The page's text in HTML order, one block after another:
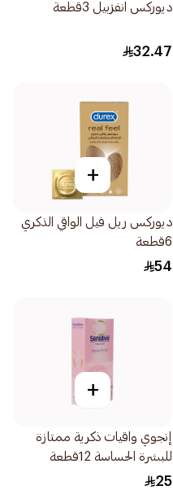
ديوركس انفزبيل 3قطعة
32.47
+
ديوركس ريل فيل الواقي الذكري
6قطعة
54
+
إنجوي واقيات ذكرية ممتازة
للبشرة الحساسة 12قطعة
25